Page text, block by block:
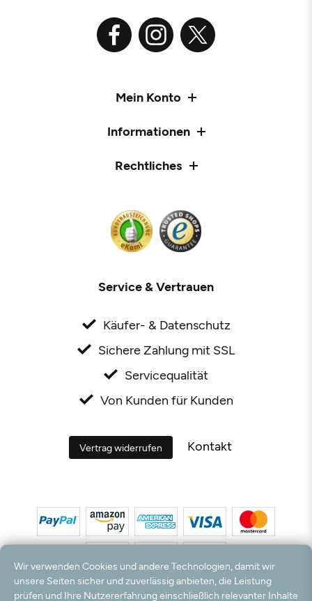
Mein Konto
Informationen
Rechtliches
Service & Vertrauen
Käufer- & Datenschutz
Sichere Zahlung mit SSL
Servicequalität
Von Kunden für Kunden
Vertrag widerrufen Kontakt
Wir verwenden Cookies und andere Technologien, damit wir
unsere Seiten sicher und zuverlässig anbieten, die Leistung
prüfen und Ihre Nutzererfahrung einschließlich relevanter Inhalte